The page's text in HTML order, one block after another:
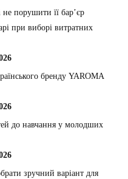
порушити її бар’єр
при виборі витратних
бренду YAROMA
до навчання у молодших
зручний варіант для